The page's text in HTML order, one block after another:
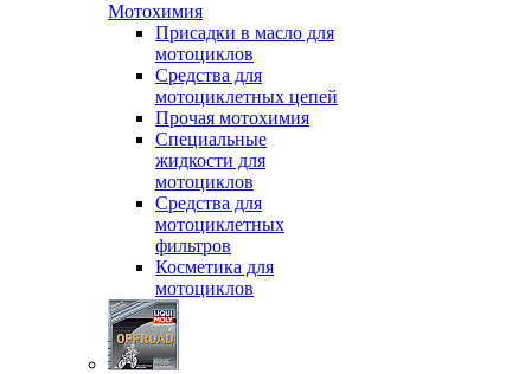
Мотохимия
Присадки в масло для
мотоциклов
Средства для
мотоциклетных цепей
Прочая мотохимия
Специальные
жидкости для
мотоциклов
Средства для
мотоциклетных
фильтров
Косметика для
мотоциклов